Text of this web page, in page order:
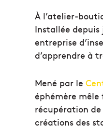
À l’atelier-
Installée
entreprise
d’apprendre à
Mené par le
éphémère
récupération
créations des